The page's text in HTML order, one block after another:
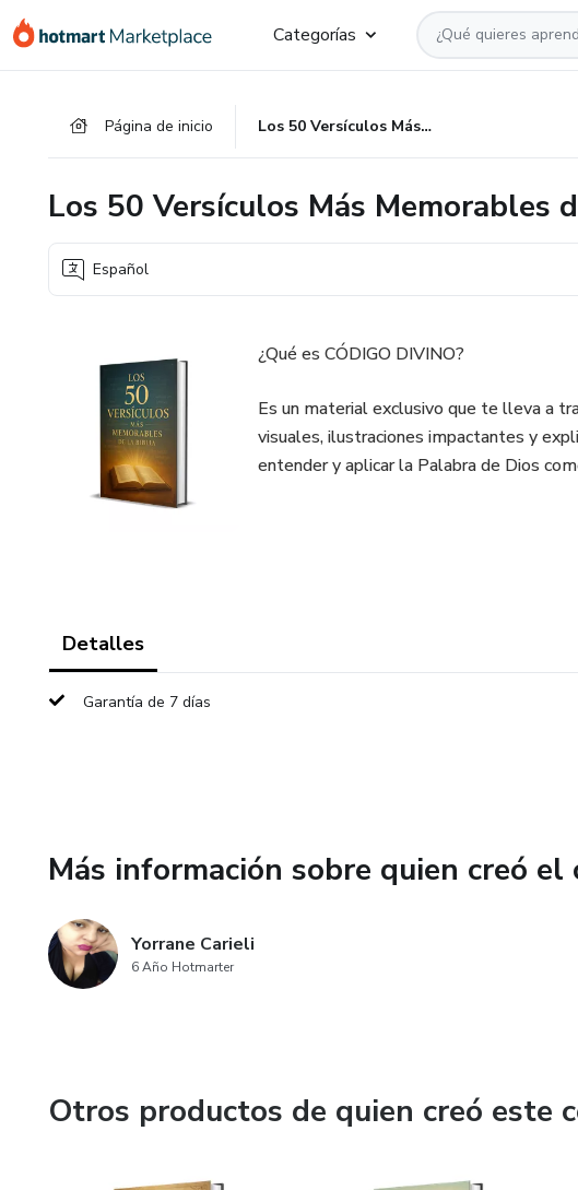
Categorías
Página de inicio Los 50 Versículos Más Memorables de la Biblia
Los 50 Versículos Más Memorables
Español
¿Qué es CÓDIGO DIVINO?
Es un material exclusivo que te lleva a
visuales, ilustraciones impactantes y
entender y aplicar la Palabra de Dios
Detalles
Garantía de 7 días
Más información sobre quien creó el
Yorrane Carieli
6 Año Hotmarter
Otros productos de quien creó este